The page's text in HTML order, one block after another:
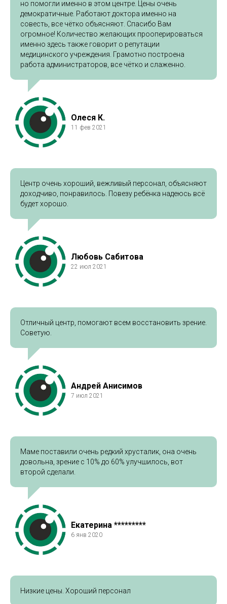
но помогли именно в этом центре. Цены очень
демократичные. Работают доктора именно на
совесть, все чётко объясняют. Спасибо Вам
огромное! Количество желающих прооперироваться
именно здесь также говорит о репутации
медицинского учреждения. Грамотно построена
работа администраторов, все чётко и слаженно.
Олеся К.
11 фев 2021
Центр очень хороший, вежливый персонал, объясняют
доходчиво, понравилось. Повезу ребёнка надеюсь всё
будет хорошо.
Любовь Сабитова
22 июл 2021
Отличный центр, помогают всем восстановить зрение.
Советую.
Андрей Анисимов
7 июл 2021
Маме поставили очень редкий хрусталик, она очень
довольна, зрение с 10% до 60% улучшилось, вот
второй сделали.
Екатерина *********
6 янв 2020
Низкие цены. Хороший персонал